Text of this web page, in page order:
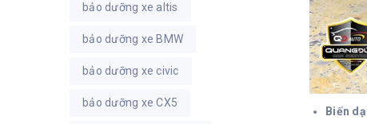
Biến
bảo dưỡng xe altis
bảo dưỡng xe BMW
bảo dưỡng xe civic
bảo dưỡng xe CX5